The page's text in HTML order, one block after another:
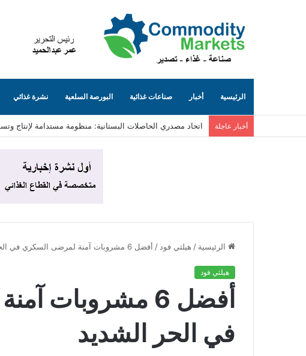
الرئيسية أخبار صناعات غذائية البورصة السلعية نشرة غذائي
أخبار عاجلة اتحاد مصدري الحاصلات البستانية: منظومة مستدامة لإنتاج
الرئيسية / هيلثي فود / أفضل 6 مشروبات آمنة لمرضى السكري في الحر الشديد
هيلثي فود
أفضل 6
في الحر الشديد